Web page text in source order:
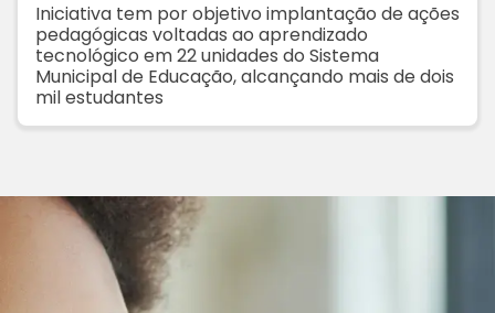
Iniciativa tem por objetivo implantação de ações
pedagógicas voltadas ao aprendizado
tecnológico em 22 unidades do Sistema
Municipal de Educação, alcançando mais de dois
mil estudantes